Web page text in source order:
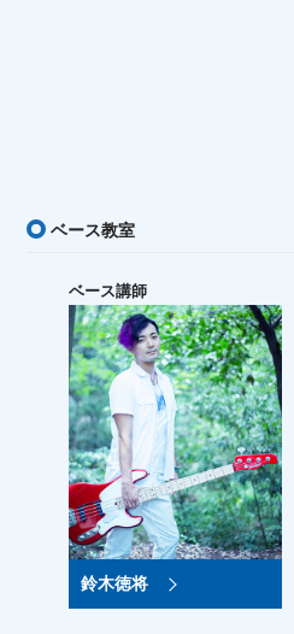
ベース教室
ベース講師
鈴木徳将